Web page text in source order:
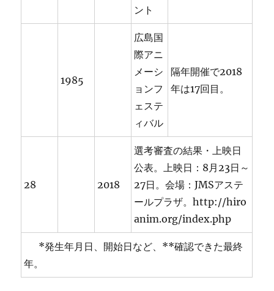
ント
1985
広島国
際アニ
メーシ
ョンフ
ェステ
ィバル
隔年開催で2018
年は17回目。
28 2018
選考審査の結果・上映日
公表。上映日：8月23日～
27日。会場：JMSアステ
ールプラザ。http://hiro
anim.org/index.php
*発生年月日、開始日など、**確認できた最終
年。